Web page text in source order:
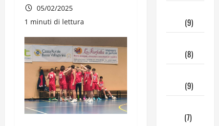
05/02/2025
1 minuti di lettura
(9)
(8)
(9)
(7)